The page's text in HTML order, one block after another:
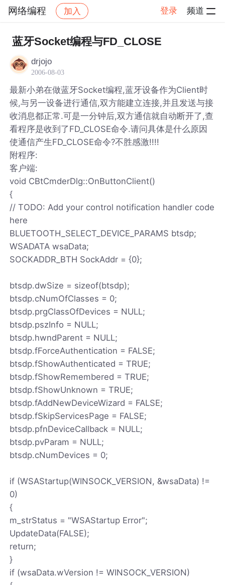
网络编程 加入 登录 频道
社区 网络编程 帖子详情
蓝牙Socket编程与FD_CLOSE
drjojo
2006-08-03
最新小弟在做蓝牙Socket编程,蓝牙设备作为Client时
候,与另一设备进行通信,双方能建立连接,并且发送与接
收消息都正常.可是一分钟后,双方通信就自动断开了,查
看程序是收到了FD_CLOSE命令.请问具体是什么原因
使通信产生FD_CLOSE命令?不胜感激!!!!
附程序:
客户端:
void CBtCmderDlg::OnButtonClient()
{
// TODO: Add your control notification handler code
here
BLUETOOTH_SELECT_DEVICE_PARAMS btsdp;
WSADATA wsaData;
SOCKADDR_BTH SockAddr = {0};
btsdp.dwSize = sizeof(btsdp);
btsdp.cNumOfClasses = 0;
btsdp.prgClassOfDevices = NULL;
btsdp.pszInfo = NULL;
btsdp.hwndParent = NULL;
btsdp.fForceAuthentication = FALSE;
btsdp.fShowAuthenticated = TRUE;
btsdp.fShowRemembered = TRUE;
btsdp.fShowUnknown = TRUE;
btsdp.fAddNewDeviceWizard = FALSE;
btsdp.fSkipServicesPage = FALSE;
btsdp.pfnDeviceCallback = NULL;
btsdp.pvParam = NULL;
btsdp.cNumDevices = 0;
if (WSAStartup(WINSOCK_VERSION, &wsaData) !=
0)
{
m_strStatus = "WSAStartup Error";
UpdateData(FALSE);
return;
}
if (wsaData.wVersion != WINSOCK_VERSION)